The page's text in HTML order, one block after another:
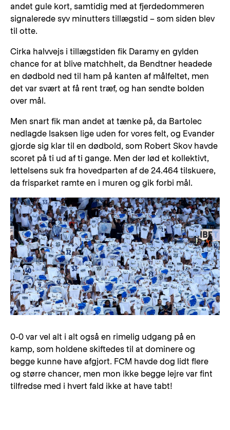
andet gule kort, samtidig med at fjerdedommeren
signalerede syv minutters tillægstid – som siden blev
til otte.
Cirka halvvejs i tillægstiden fik Daramy en gylden
chance for at blive matchhelt, da Bendtner headede
en dødbold ned til ham på kanten af målfeltet, men
det var svært at få rent træf, og han sendte bolden
over mål.
Men snart fik man andet at tænke på, da Bartolec
nedlagde Isaksen lige uden for vores felt, og Evander
gjorde sig klar til en dødbold, som Robert Skov havde
scoret på ti ud af ti gange. Men der lød et kollektivt,
lettelsens suk fra hovedparten af de 24.464 tilskuere,
da frisparket ramte en i muren og gik forbi mål.
0-0 var vel alt i alt også en rimelig udgang på en
kamp, som holdene skiftedes til at dominere og
begge kunne have afgjort. FCM havde dog lidt flere
og større chancer, men mon ikke begge lejre var fint
tilfredse med i hvert fald ikke at have tabt!